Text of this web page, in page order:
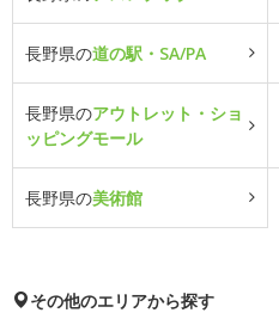
長野県の道の駅・SA/PA
長野県のアウトレット・ショ
ッピングモール
長野県の美術館
その他のエリアから探す